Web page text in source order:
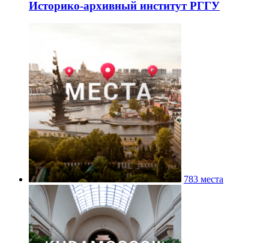
Историко-архивный институт РГГУ
783 места